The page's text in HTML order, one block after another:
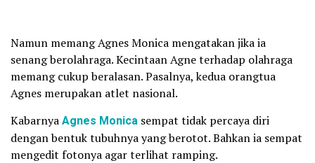
Namun memang Agnes Monica mengatakan jika ia
senang berolahraga. Kecintaan Agne terhadap olahraga
memang cukup beralasan. Pasalnya, kedua orangtua
Agnes merupakan atlet nasional.
KabarnyaAgnes Monica sempat tidak percaya diri
dengan bentuk tubuhnya yang berotot. Bahkan ia sempat
mengedit fotonya agar terlihat ramping.